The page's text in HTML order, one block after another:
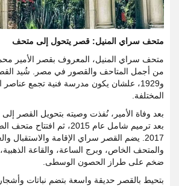
متحف سراي المنيل: قصر يتحول إلى متحف
متحف سراي المنيل، المعروف بقصر الأمير
و1929، علشان يكون مدرسة فنية تجمع عناصر
المختلفة.
بعد وفاة الأمير، نُفذت وصيته بتحويل القصر
بعد ترميم شامل عام 2015، ثم
2017. يضم القصر سراي الإقامة والاستقبال
والمتحف الخاص، وبرج الساعة، والقاعة
ضخم على طراز الحصون الوسطى.
بتحيط بالقصر حديقة واسعة بتضم نباتات